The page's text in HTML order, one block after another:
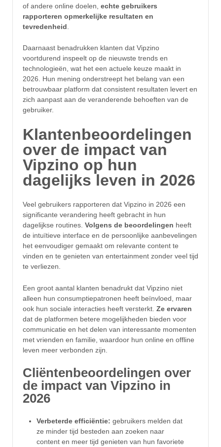
of andere online doelen, echte gebruikers
rapporteren opmerkelijke resultaten en
tevredenheid
Daarnaast benadrukken klanten dat Vipzino
voortdurend inspeelt op de nieuwste trends en
technologieën, wat het een actuele keuze maakt in
2026. Hun mening onderstreept het belang van een
betrouwbaar platform dat consistent resultaten levert en
zich aanpast aan de veranderende behoeften van de
gebruiker.
Klantenbeoordelingen
over de impact van
Vipzino op hun
dagelijks leven in 2026
Veel gebruikers rapporteren dat Vipzino in 2026 een
significante verandering heeft gebracht in hun
dagelijkse routines. Volgens de beoordelingen heeft
de intuïtieve interface en de persoonlijke aanbevelingen
het eenvoudiger gemaakt om relevante content te
vinden en te genieten van entertainment zonder veel tijd
te verliezen.
Een groot aantal klanten benadrukt dat Vipzino niet
alleen hun consumptiepatronen heeft beïnvloed, maar
ook hun sociale interacties heeft versterkt. Ze ervaren
dat de platformen betere mogelijkheden bieden voor
communicatie en het delen van interessante momenten
met vrienden en familie, waardoor hun online en offline
leven meer verbonden zijn.
Cliëntenbeoordelingen over
de impact van Vipzino in
2026
Verbeterde efficiëntie: gebruikers melden dat
ze minder tijd besteden aan zoeken naar
content en meer tijd genieten van hun favoriete